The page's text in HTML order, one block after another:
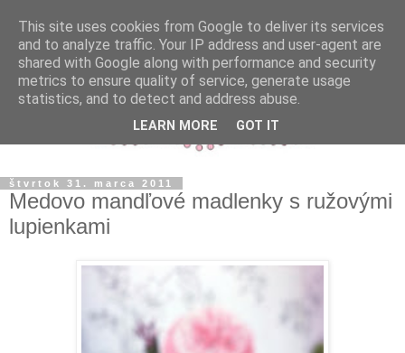
štvrtok 31. marca 2011
Medovo mandľové madlenky s ružovými
lupienkami
This site uses cookies from Google to deliver its services
and to analyze traffic. Your IP address and user-agent are
shared with Google along with performance and security
metrics to ensure quality of service, generate usage
statistics, and to detect and address abuse.
LEARN MORE GOT IT